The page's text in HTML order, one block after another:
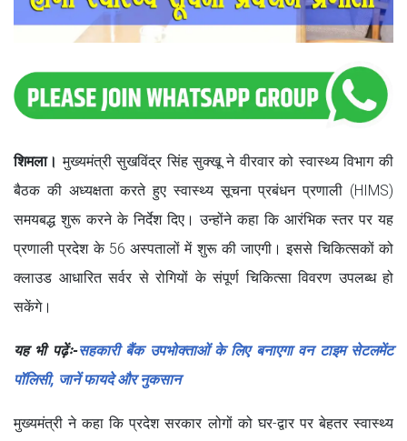
शिमला।मुख्यमंत्री सुखविंद्र सिंह सुक्खू ने वीरवार को स्वास्थ्य विभाग की
बैठक की अध्यक्षता करते हुए स्वास्थ्य सूचना प्रबंधन प्रणाली (HIMS)
समयबद्ध शुरू करने के निर्देश दिए। उन्होंने कहा कि आरंभिक स्तर पर यह
प्रणाली प्रदेश के 56 अस्पतालों में शुरू की जाएगी। इससे चिकित्सकों को
क्लाउड आधारित सर्वर से रोगियों के संपूर्ण चिकित्सा विवरण उपलब्ध हो
सकेंगे।
यह भी पढ़ेंः-सहकारी बैंक उपभोक्ताओं के लिए बनाएगा वन टाइम सेटलमेंट
पॉलिसी, जानें फायदे और नुकसान
मुख्यमंत्री ने कहा कि प्रदेश सरकार लोगों को घर-द्वार पर बेहतर स्वास्थ्य